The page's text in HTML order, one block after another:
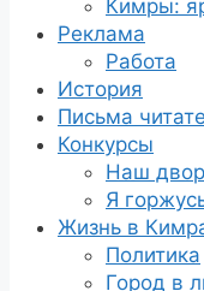
Кимры:
Реклама
Работа
История
Письма
Конкурсы
Наш
Я
Жизнь в
Политика
Город в